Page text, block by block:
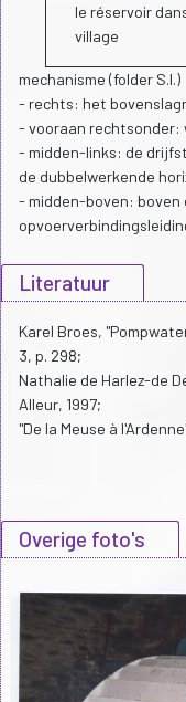
le réservoir
village
mechanisme (folder S.I.)
- rechts: het
- vooraan rechtsonder:
- midden-links: de
de dubbelwerkende
- midden-boven: boven
Literatuur
Karel Broes,
3, p. 298;
Nathalie de Harlez-de
Alleur, 1997;
"De la Meuse à
Overige foto's